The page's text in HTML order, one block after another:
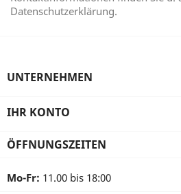
Datenschutzerklärung.
UNTERNEHMEN
IHR KONTO
ÖFFNUNGSZEITEN
Mo-Fr: 11.00 bis 18:00